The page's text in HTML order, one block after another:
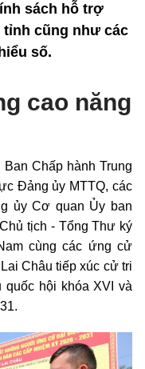
sách hỗ trợ
tỉnh cũng như các
số.
cao năng
Chấp hành Trung
Đảng ủy MTTQ, các
ủy Cơ quan Ủy ban
tịch - Tổng Thư ký
cùng các ứng cử
Châu tiếp xúc cử tri
hội khóa XVI và